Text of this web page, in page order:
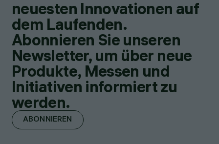
neuesten Innovationen auf
dem Laufenden.
Abonnieren Sie unseren
Newsletter, um über neue
Produkte, Messen und
Initiativen informiert zu
werden.
ABONNIEREN